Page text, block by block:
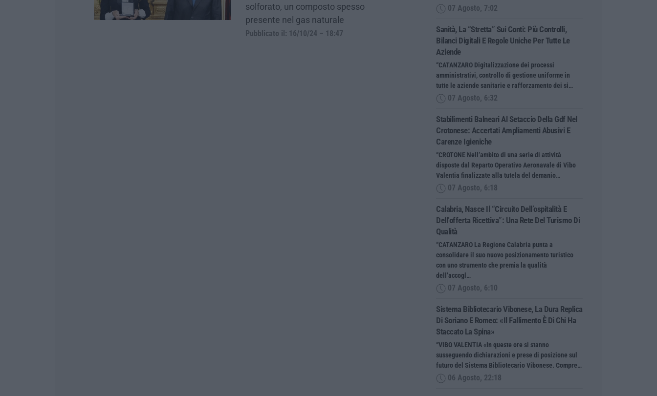
solforato, un composto spesso
presente nel gas naturale
Pubblicato il: 16/10/24 – 18:47
07 Agosto, 7:02
Sanità, La “stretta” Sui Conti: Più Controlli,
Bilanci Digitali E Regole Uniche Per Tutte Le
Aziende
“CATANZARO Digitalizzazione dei processi
amministrativi, controllo di gestione uniforme in
tutte le aziende sanitarie e rafforzamento dei si…
07 Agosto, 6:32
Stabilimenti Balneari Al Setaccio Della Gdf Nel
Crotonese: Accertati Ampliamenti Abusivi E
Carenze Igieniche
“CROTONE Nell’ambito di una serie di attività
disposte dal Reparto Operativo Aeronavale di Vibo
Valentia finalizzate alla tutela del demanio…
07 Agosto, 6:18
Calabria, Nasce Il “Circuito Dell’ospitalità E
Dell’offerta Ricettiva”: Una Rete Del Turismo Di
Qualità
“CATANZARO La Regione Calabria punta a
consolidare il suo nuovo posizionamento turistico
con uno strumento che premia la qualità
dell’accogl…
07 Agosto, 6:10
Sistema Bibliotecario Vibonese, La Dura Replica
Di Soriano E Romeo: «Il Fallimento È Di Chi Ha
Staccato La Spina»
“VIBO VALENTIA «In queste ore si stanno
susseguendo dichiarazioni e prese di posizione sul
futuro del Sistema Bibliotecario Vibonese. Compre…
06 Agosto, 22:18